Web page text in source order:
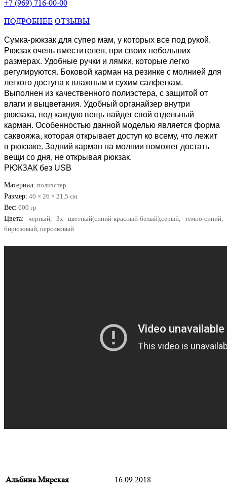
+7 (969) 716-00-00
ПОДРОБНЕЕ ОТЗЫВЫ
Сумка-рюкзак для супер мам, у которых все под рукой.
Рюкзак очень вместителен, при своих небольших
размерах. Удобные ручки и лямки, которые легко
регулируются. Боковой карман на резинке с молнией для
легкого доступа к влажным и сухим салфеткам.
Выполнен из качественного полиэстера, с защитой от
влаги и выцветания. Удобный органайзер внутри
рюкзака, под каждую вещь найдет свой отдельный
карман. Особенностью данной моделью является форма
саквояжа, которая открывает доступ ко всему, что лежит
в рюкзаке. Задний карман на молнии поможет достать
вещи со дня, не открывая рюкзак.
РЮКЗАК без USB
Материал: полиэстер
Размер: 40 × 26 × 21,5 см
Вес: 600 гр
Цвета: черный, 3х цветный(синий-красный-белый),серый, темно-синий,
бирюзовый, персиковый
Альбина Мирская 16.09.2018